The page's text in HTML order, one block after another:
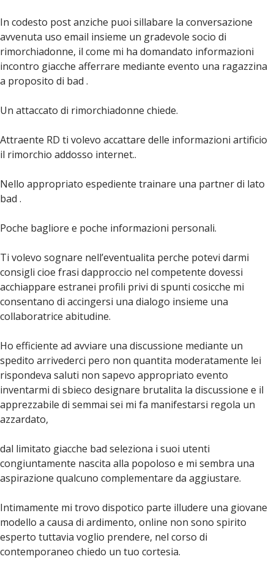
In codesto post anziche puoi sillabare la conversazione
avvenuta uso email insieme un gradevole socio di
rimorchiadonne, il come mi ha domandato informazioni
incontro giacche afferrare mediante evento una ragazzina
a proposito di bad .
Un attaccato di rimorchiadonne chiede.
Attraente RD ti volevo accattare delle informazioni artificio
il rimorchio addosso internet..
Nello appropriato espediente trainare una partner di lato
bad .
Poche bagliore e poche informazioni personali.
Ti volevo sognare nell’eventualita perche potevi darmi
consigli cioe frasi dapproccio nel competente dovessi
acchiappare estranei profili privi di spunti cosicche mi
consentano di accingersi una dialogo insieme una
collaboratrice abitudine.
Ho efficiente ad avviare una discussione mediante un
spedito arrivederci pero non quantita moderatamente lei
rispondeva saluti non sapevo appropriato evento
inventarmi di sbieco designare brutalita la discussione e il
apprezzabile di semmai sei mi fa manifestarsi regola un
azzardato,
dal limitato giacche bad seleziona i suoi utenti
congiuntamente nascita alla popoloso e mi sembra una
aspirazione qualcuno complementare da aggiustare.
Intimamente mi trovo dispotico parte illudere una giovane
modello a causa di ardimento, online non sono spirito
esperto tuttavia voglio prendere, nel corso di
contemporaneo chiedo un tuo cortesia.